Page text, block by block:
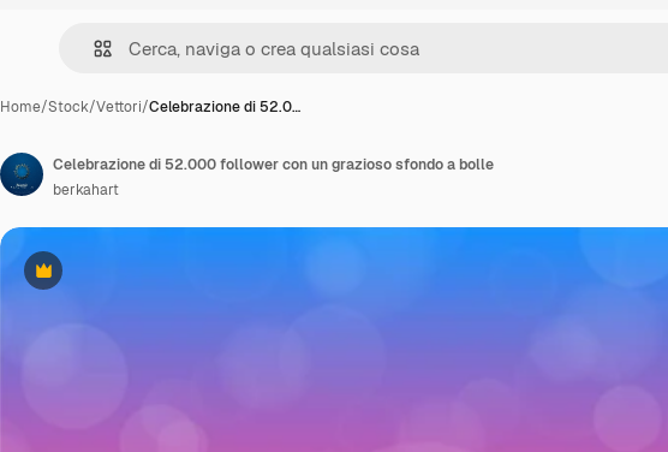
Home/Stock/Vettori/Celebrazione di 52.0…
Premium
Celebrazione di 52.000 follower con un grazioso sfondo a bolle
berkahart